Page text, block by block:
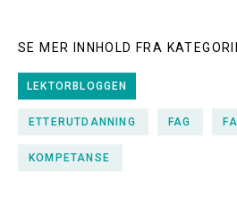
SE MER INNHOLD FRA
LEKTORBLOGGEN
ETTERUTDANNING FAG
KOMPETANSE